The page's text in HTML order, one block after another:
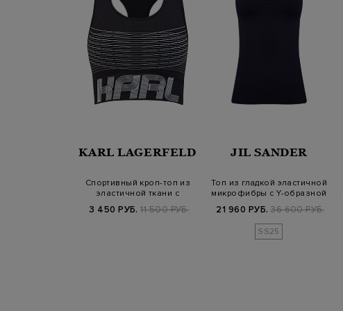
KARL LAGERFELD
Спортивный кроп-топ из
эластичной ткани с
3 450 РУБ. 11 500 РУБ.
JIL SANDER
Топ из гладкой эластичной
микрофибры с Y-образной
21 960 РУБ. 36 600 РУБ.
SS25